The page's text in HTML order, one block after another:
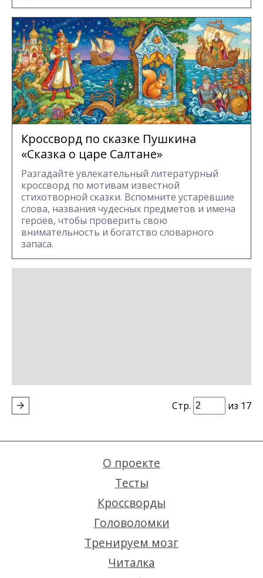
Кроссворд по сказке Пушкина
«Сказка о царе Салтане»
Разгадайте увлекательный литературный
кроссворд по мотивам известной
стихотворной сказки. Вспомните устаревшие
слова, названия чудесных предметов и имена
героев, чтобы проверить свою
внимательность и богатство словарного
запаса.
Стр. из 17
О проекте
Тесты
Кроссворды
Головоломки
Тренируем мозг
Читалка